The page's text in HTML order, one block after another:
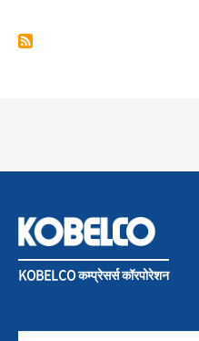
पार्ट्स
कंपनी
KOBELCO कम्प्रेसर्स कॉरपोरेशन